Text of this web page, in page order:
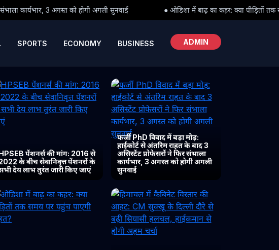
अगली सुनवाई ● ओडिशा में बाढ़ का कहर: क्या पीड़ितों तक समय पर पहुंच पाएगी राहत?
SPORTS ECONOMY BUSINESS ADMIN
पेंशनर्स की मांग: 2016 से
के बीच सेवानिवृत्त पेंशनरों के
देय लाभ तुरंत जारी किए जाएं
फर्जी PhD विवाद में बड़ा मोड़:
हाईकोर्ट से अंतरिम राहत के बाद 3
असिस्टेंट प्रोफेसरों ने फिर संभाला
कार्यभार, 3 अगस्त को होगी अगली
सुनवाई